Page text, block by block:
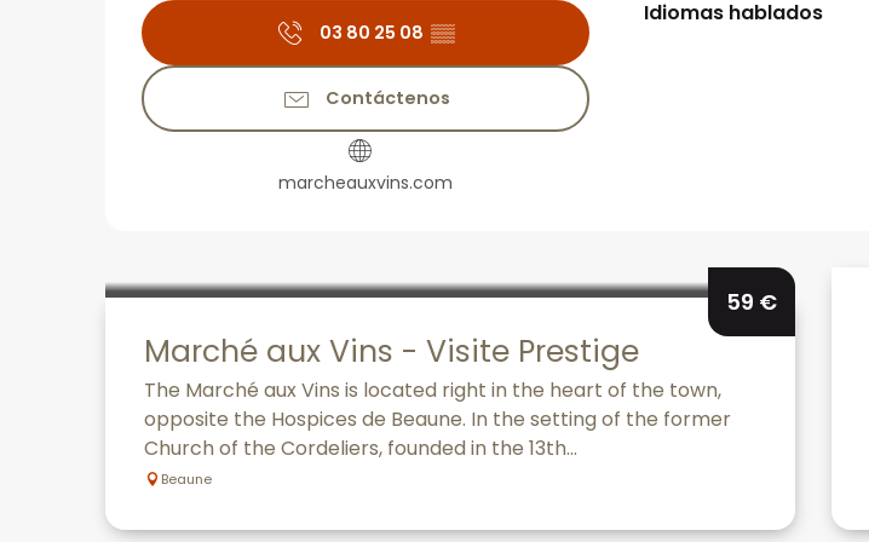
03 80 25 08 ▒▒
Contáctenos
marcheauxvins.com
Idiomas hablados
Idiomas hablados
59 €
Marché aux Vins - Visite Prestige
The Marché aux Vins is located right in the heart of the town,
opposite the Hospices de Beaune. In the setting of the former
Church of the Cordeliers, founded in the 13th...
Beaune